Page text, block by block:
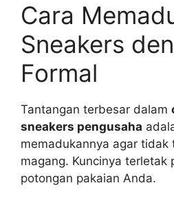
Cara
Sneakers
Formal
Tantangan terbesar dalam
sneakers pengusaha
memadukannya agar
magang. Kuncinya terletak
potongan pakaian Anda.